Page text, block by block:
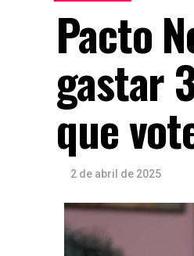
Pacto
gastar
que
2 de abril de 2025